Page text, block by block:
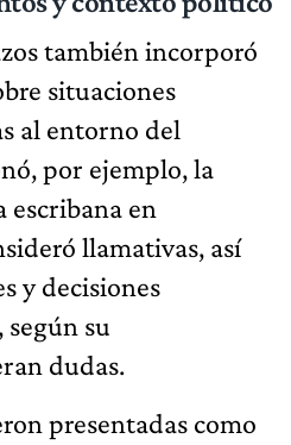
también incorporó
situaciones
al entorno del
por ejemplo, la
en
llamativas, así
y decisiones
su
dudas.
presentadas como